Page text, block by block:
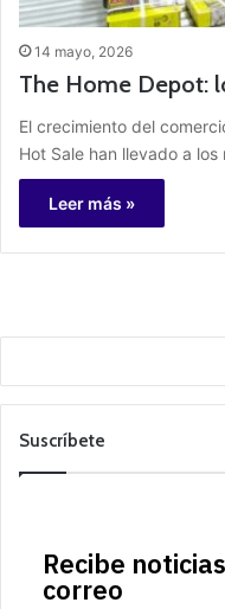
14 mayo, 2026
The Home Depot:
El crecimiento del
Hot Sale han llevado a
Leer más »
Suscríbete
Recibe
correo